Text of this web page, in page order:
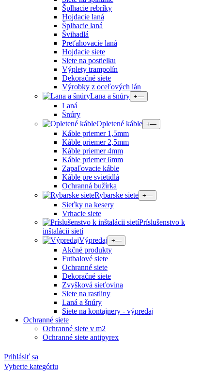
Šplhacie rebríky
Hojdacie laná
Šplhacie laná
Švihadlá
Preťahovacie laná
Hojdacie siete
Siete na postielku
Výplety trampolín
Dekoračné siete
Výrobky z oceľových lán
Lana a šnúry +—
Laná
Šnúry
Opletené káble +—
Káble priemer 1,5mm
Káble priemer 2,5mm
Káble priemer 4mm
Káble priemer 6mm
Zapaľovacie káble
Káble pre svietidlá
Ochranná bužírka
Rybarske siete +—
Sieťky na kesery
Vrhacie siete
Príslušenstvo k
inštalácii sietí
Výpredaj +—
Akčné produkty
Futbalové siete
Ochranné siete
Dekoračné siete
Zvyšková sieťovina
Siete na rastliny
Laná a šnúry
Siete na kontajnery - výpredaj
Ochranné siete
Ochranné siete v m2
Ochranné siete antipyrex
Prihlásiť sa
Vyberte kategóriu